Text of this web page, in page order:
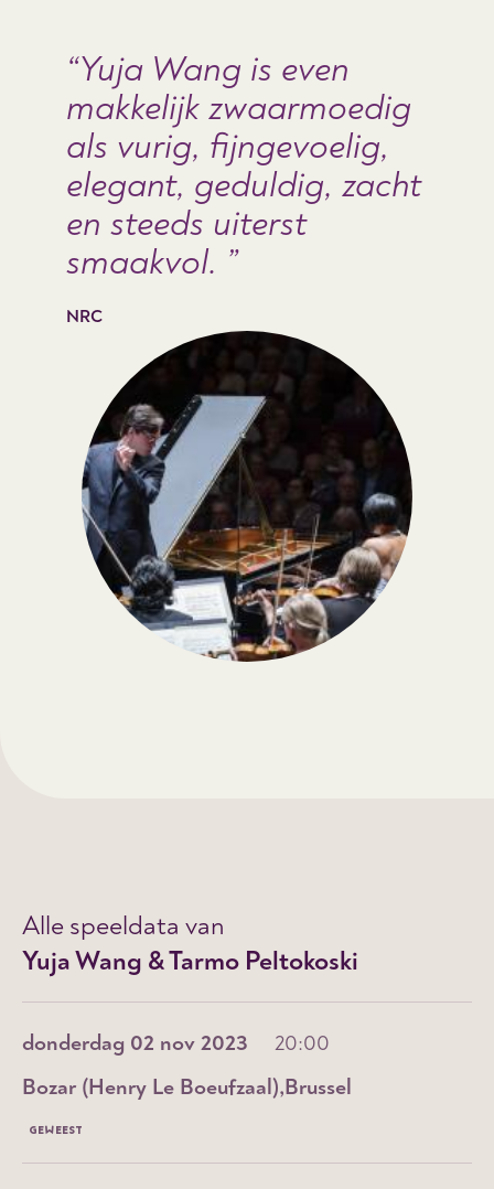
Yuja Wang is even
makkelijk zwaarmoedig
als vurig, fijngevoelig,
elegant, geduldig, zacht
en steeds uiterst
smaakvol.
NRC
Alle speeldata van
Yuja Wang & Tarmo Peltokoski
donderdag 02 nov 2023
20:00
Brussel
Bozar (Henry Le Boeufzaal)
GEWEEST